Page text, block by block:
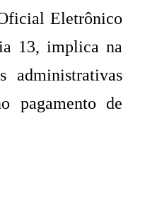
Eletrônico
13, implica na
administrativas
pagamento de